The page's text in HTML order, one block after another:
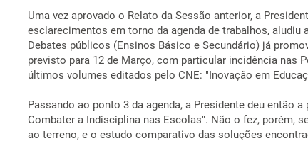
Uma vez aprovado o Relato da Sessão anterior, a
esclarecimentos em torno da agenda de trabalhos,
Debates públicos (Ensinos Básico e Secundário) já
previsto para 12 de Março, com particular incidência nas
últimos volumes editados pelo CNE: "Inovação em
Passando ao ponto 3 da agenda, a Presidente deu então
Combater a Indisciplina nas Escolas". Não o fez, porém,
ao terreno, e o estudo comparativo das soluções